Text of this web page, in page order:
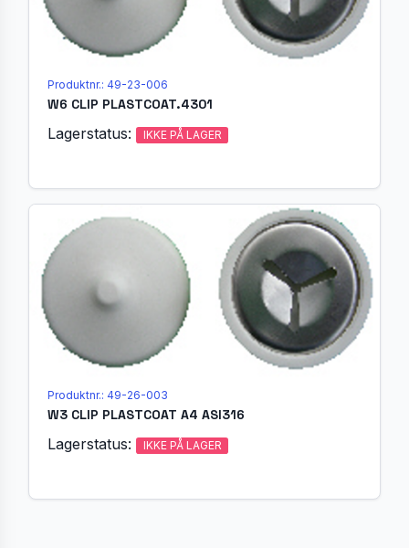
Produktnr.: 49-23-006
W6 CLIP PLASTCOAT.4301
Lagerstatus: IKKE PÅ LAGER
Produktnr.: 49-26-003
W3 CLIP PLASTCOAT A4 ASI316
Lagerstatus: IKKE PÅ LAGER